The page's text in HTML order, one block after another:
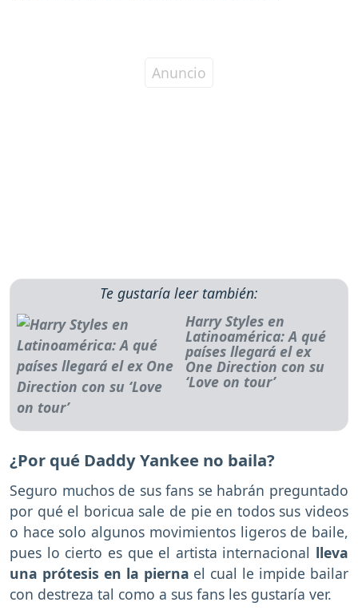
Te gustaría leer también:
Harry Styles en
Latinoamérica: A qué
países llegará el ex
One Direction con su
‘Love on tour’
¿Por qué Daddy Yankee no baila?
Seguro muchos de sus fans se habrán preguntado
por qué el boricua sale de pie en todos sus videos
o hace solo algunos movimientos ligeros de baile,
pues lo cierto es que el artista internacional lleva
una prótesis en la pierna el cual le impide bailar
con destreza tal como a sus fans les gustaría ver.